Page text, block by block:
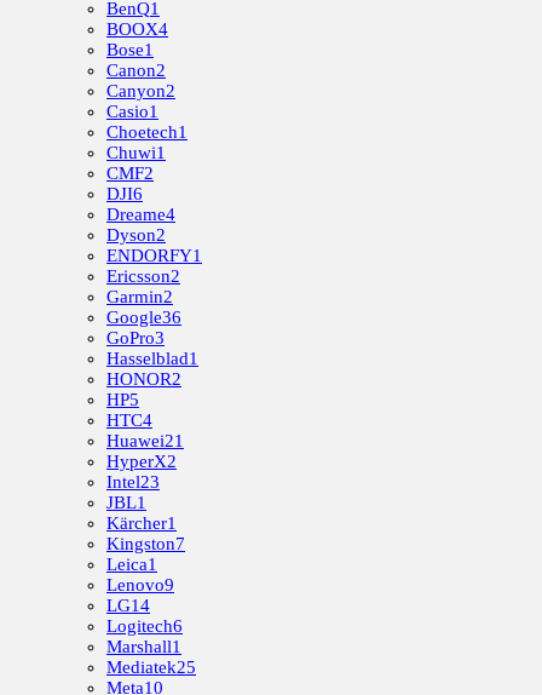
BenQ1
BOOX4
Bose1
Canon2
Canyon2
Casio1
Choetech1
Chuwi1
CMF2
DJI6
Dreame4
Dyson2
ENDORFY1
Ericsson2
Garmin2
Google36
GoPro3
Hasselblad1
HONOR2
HP5
HTC4
Huawei21
HyperX2
Intel23
JBL1
Kärcher1
Kingston7
Leica1
Lenovo9
LG14
Logitech6
Marshall1
Mediatek25
Meta10